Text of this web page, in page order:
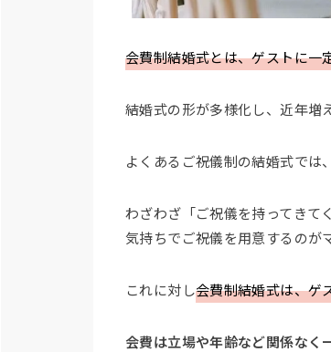
会費制結婚式とは、ゲストに一
結婚式の形が多様化し、近年増
よくあるご祝儀制の結婚式では
わざわざ「ご祝儀を持ってきて
気持ちでご祝儀を用意するのが
これに対し会費制結婚式は、ゲ
会費は立場や年齢など関係なく